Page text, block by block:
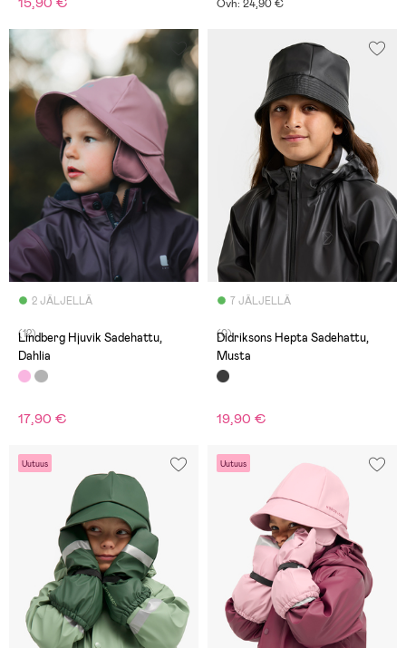
Ovh: 24,90 €
2 JÄLJELLÄ
(12)
Lindberg Hjuvik Sadehattu,
Dahlia
17,90 €
7 JÄLJELLÄ
(0)
Didriksons Hepta Sadehattu,
Musta
19,90 €
Uutuus Uutuus